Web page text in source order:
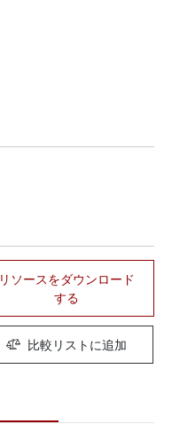
リソースをダウンロード
する
比較リストに追加